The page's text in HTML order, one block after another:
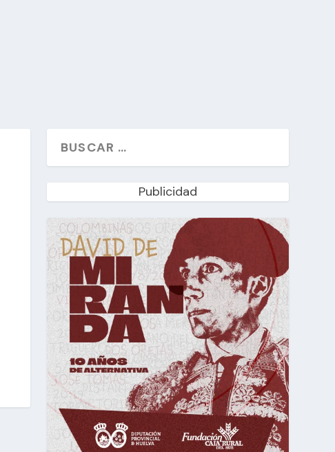
Publicidad